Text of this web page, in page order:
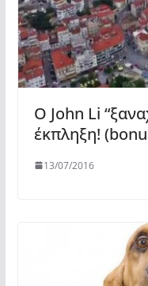
Ο John Li
έκπληξη!
13/07/2016